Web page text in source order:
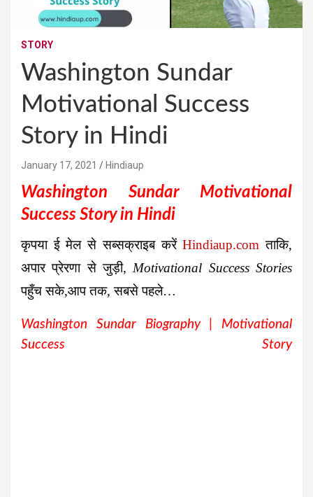
STORY
Washington Sundar
Motivational Success
Story in Hindi
January 17, 2021 Hindiaup
Washington Sundar Motivational
Success Story in Hindi
कृपया ई मेल से सब्सक्राइब करेंHindiaup.com ताकि,
अपार प्रेरणा से जुड़ी, Motivational Success Stories
पहुँच सके,आप तक, सबसे पहले…
Washington Sundar Biography | Motivational
Success Story